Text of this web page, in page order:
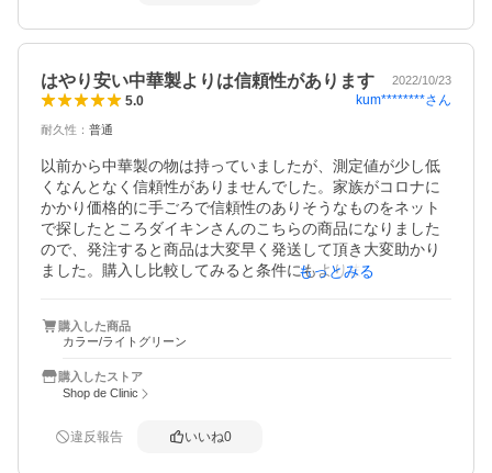
はやり安い中華製よりは信頼性があります 2022/10/23
5.0 kum********さん
耐久性 ： 普通
以前から中華製の物は持っていましたが、測定値が少し低
くなんとなく信頼性がありませんでした。家族がコロナに
かかり価格的に手ごろで信頼性のありそうなものをネット
で探したところダイキンさんのこちらの商品になりました
ので、発注すると商品は大変早く発送して頂き大変助かり
ました。購入し比較してみると条件にもよりますが、平均
理も無事に終わり、現在は高所登山の酸欠管理に利用して
もっとみる
購入した商品
カラー/ライトグリーン
購入したストア
Shop de Clinic
違反報告 いいね0